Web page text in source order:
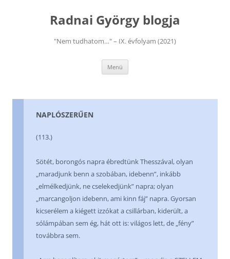
Radnai György blogja
"Nem tudhatom…" – IX. évfolyam (2021)
Menü
NAPLÓSZERŰEN
(113.)
Sötét, borongós napra ébredtünk Thesszával, olyan
„maradjunk benn a szobában, idebenn”, inkább
„elmélkedjünk, ne cselekedjünk” napra; olyan
„marcangoljon idebenn, ami kinn fáj” napra. Gyorsan
kicserélem a kiégett izzókat a csillárban, kiderült, a
sólámpában sem ég, hát ott is: világos lett, de „fény”
továbbra sem.